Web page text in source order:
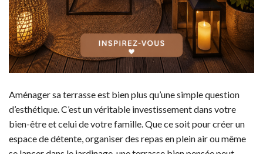
Aménager sa terrasse est bien plus qu’une simple question
d’esthétique. C’est un véritable investissement dans votre
bien-être et celui de votre famille. Que ce soit pour créer un
espace de détente, organiser des repas en plein air ou même